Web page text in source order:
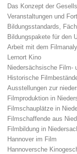
Das Konzept der
Veranstaltungen und
Bildungsstandards,
Bildungspakete für den
Arbeit mit dem
Lernort Kino
Niedersächsische Film-
Historische
Ausstellungen zur
Filmproduktion in
Filmschauplätze in
Filmschaffende aus
Filmbildung in
Hannover im Film
Hannoversche